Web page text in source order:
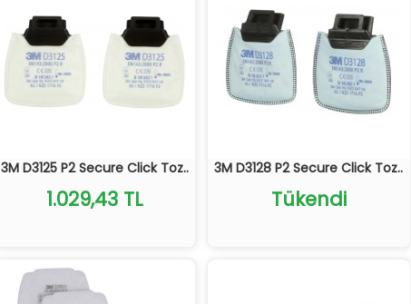
3M D3125 P2 Secure Click Toz..
1.029,43 TL
3M D3128 P2 Secure Click Toz..
Tükendi